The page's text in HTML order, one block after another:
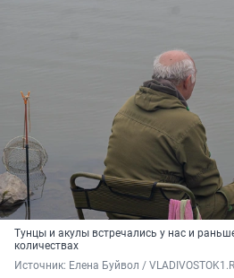
Тунцы и акулы встречались у нас и
количествах
Источник: Елена Буйвол /